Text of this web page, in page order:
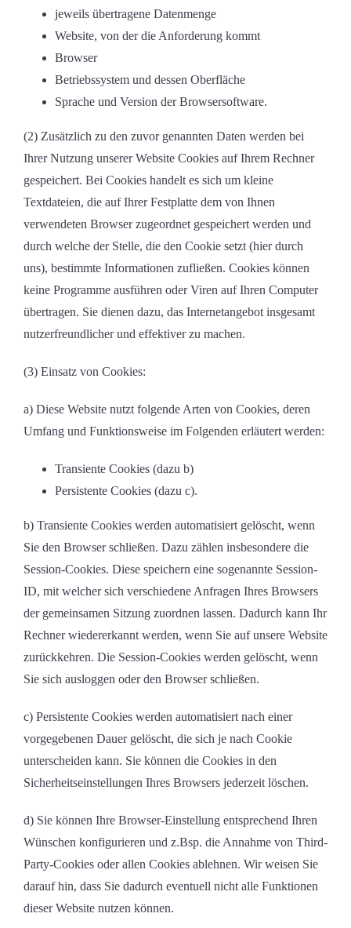
jeweils übertragene Datenmenge
Website, von der die Anforderung kommt
Browser
Betriebssystem und dessen Oberfläche
Sprache und Version der Browsersoftware.
(2) Zusätzlich zu den zuvor genannten Daten werden bei
Ihrer Nutzung unserer Website Cookies auf Ihrem Rechner
gespeichert. Bei Cookies handelt es sich um kleine
Textdateien, die auf Ihrer Festplatte dem von Ihnen
verwendeten Browser zugeordnet gespeichert werden und
durch welche der Stelle, die den Cookie setzt (hier durch
uns), bestimmte Informationen zufließen. Cookies können
keine Programme ausführen oder Viren auf Ihren Computer
übertragen. Sie dienen dazu, das Internetangebot insgesamt
nutzerfreundlicher und effektiver zu machen.
(3) Einsatz von Cookies:
a) Diese Website nutzt folgende Arten von Cookies, deren
Umfang und Funktionsweise im Folgenden erläutert werden:
Transiente Cookies (dazu b)
Persistente Cookies (dazu c).
b) Transiente Cookies werden automatisiert gelöscht, wenn
Sie den Browser schließen. Dazu zählen insbesondere die
Session-Cookies. Diese speichern eine sogenannte Session-
ID, mit welcher sich verschiedene Anfragen Ihres Browsers
der gemeinsamen Sitzung zuordnen lassen. Dadurch kann Ihr
Rechner wiedererkannt werden, wenn Sie auf unsere Website
zurückkehren. Die Session-Cookies werden gelöscht, wenn
Sie sich ausloggen oder den Browser schließen.
c) Persistente Cookies werden automatisiert nach einer
vorgegebenen Dauer gelöscht, die sich je nach Cookie
unterscheiden kann. Sie können die Cookies in den
Sicherheitseinstellungen Ihres Browsers jederzeit löschen.
d) Sie können Ihre Browser-Einstellung entsprechend Ihren
Wünschen konfigurieren und z.Bsp. die Annahme von Third-
Party-Cookies oder allen Cookies ablehnen. Wir weisen Sie
darauf hin, dass Sie dadurch eventuell nicht alle Funktionen
dieser Website nutzen können.